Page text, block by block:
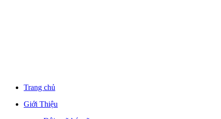
Trang chủ
Giới Thiệu